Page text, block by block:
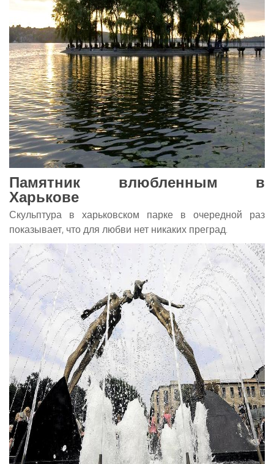
Памятник влюбленным в
Харькове
Скульптура в харьковском парке в очередной раз
показывает, что для любви нет никаких преград.